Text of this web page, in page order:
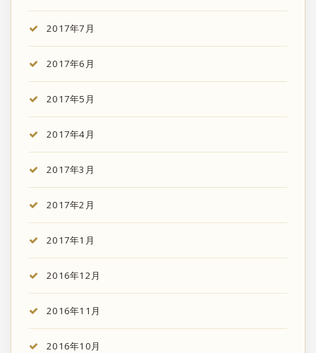
2017年7月
2017年6月
2017年5月
2017年4月
2017年3月
2017年2月
2017年1月
2016年12月
2016年11月
2016年10月